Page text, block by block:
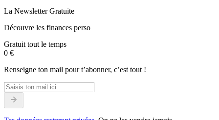
La Newsletter Gratuite
Découvre les finances perso
Gratuit tout le temps
0 €
Renseigne ton mail pour t’abonner, c’est tout !